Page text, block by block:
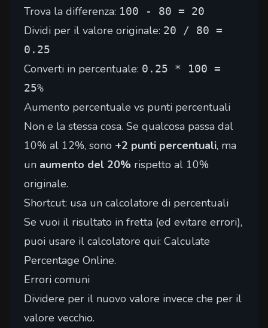
Trova la differenza: 100 - 80 = 20
Dividi per il valore originale: 20 / 80 =
0.25
Converti in percentuale: 0.25 * 100 =
25%
Aumento percentuale vs punti percentuali
Non e la stessa cosa. Se qualcosa passa dal
10% al 12%, sono +2 punti percentuali, ma
un aumento del 20% rispetto al 10%
originale.
Shortcut: usa un calcolatore di percentuali
Se vuoi il risultato in fretta (ed evitare errori),
puoi usare il calcolatore qui: Calculate
Percentage Online.
Errori comuni
Dividere per il nuovo valore invece che per il
valore vecchio.